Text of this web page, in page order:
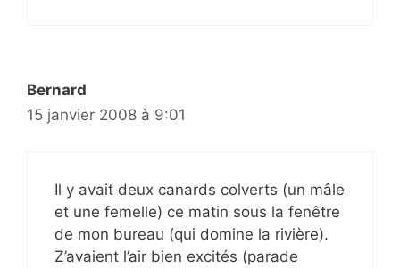
Bernard
15 janvier 2008 à 9:01
Il y avait deux canards colverts (un mâle
et une femelle) ce matin sous la fenêtre
de mon bureau (qui domine la rivière).
Z’avaient l’air bien excités (parade